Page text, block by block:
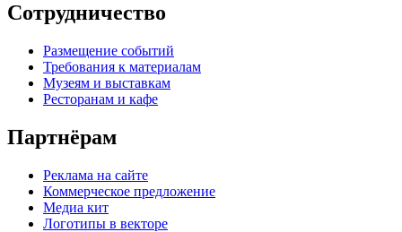
Сотрудничество
Размещение событий
Требования к материалам
Музеям и выставкам
Ресторанам и кафе
Партнёрам
Реклама на сайте
Коммерческое предложение
Медиа кит
Логотипы в векторе